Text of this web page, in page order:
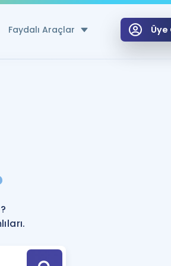
Faydalı Araçlar
Hesaplama Aracı
için Öneriler
Tek Takvimde
Üye
Hoca ile seni sınava hazırlayacak